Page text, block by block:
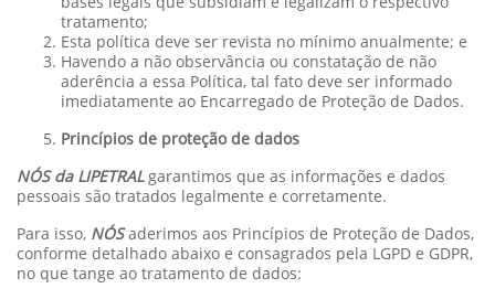
tratamento;
Esta política deve ser revista no mínimo anualmente; e
Havendo a não observância ou constatação de não
aderência a essa Política, tal fato deve ser informado
imediatamente ao Encarregado de Proteção de Dados.
Princípios de proteção de dados
NÓS da LIPETRALgarantimos que as informações e dados
pessoais são tratados legalmente e corretamente.
Para isso, NÓSaderimos aos Princípios de Proteção de Dados,
conforme detalhado abaixo e consagrados pela LGPD e GDPR,
no que tange ao tratamento de dados: